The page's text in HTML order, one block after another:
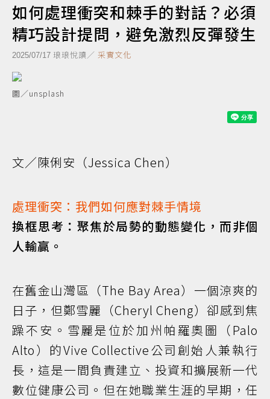
如何處理衝突和棘手的對話？必須
精巧設計提問，避免激烈反彈發生
2025/07/17 琅琅悅讀／ 采實文化
圖／unsplash
文／陳俐安（Jessica Chen）
處理衝突：我們如何應對棘手情境
換框思考：聚焦於局勢的動態變化，而非個
人輸贏。
在舊金山灣區（The Bay Area）一個涼爽的
日子，但鄭雪麗（Cheryl Cheng）卻感到焦
躁不安。雪麗是位於加州帕羅奧圖（Palo
Alto）的Vive Collective公司創始人兼執行
長，這是一間負責建立、投資和擴展新一代
數位健康公司。但在她職業生涯的早期，任